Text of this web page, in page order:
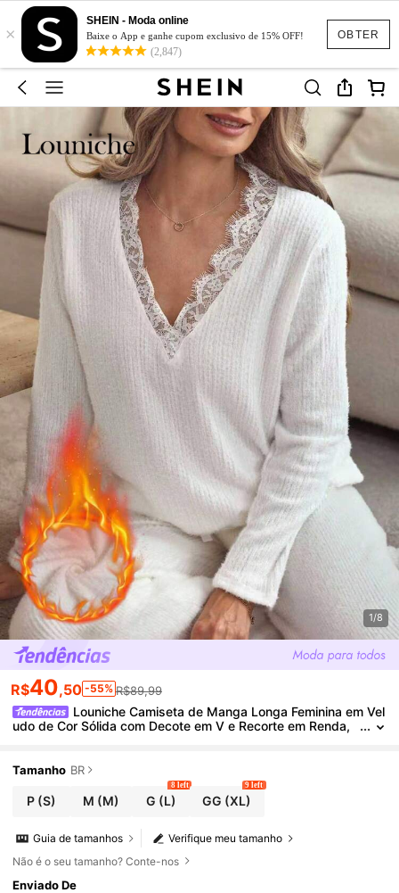
OBTER
×
SHEIN - Moda online
Baixe o App e ganhe cupom exclusivo de 15% OFF!
(2,847)
1/8
R$40,50 -55% R$89,99
Louniche Camiseta de Manga Longa Feminina em Vel
udo de Cor Sólida com Decote em V e Recorte em Renda,
Tamanho BR
P (S) M (M) G (L)
8 left
GG (XL)
9 left
Verifique meu tamanho
Guia de tamanhos
Não é o seu tamanho? Conte-nos
Enviado De